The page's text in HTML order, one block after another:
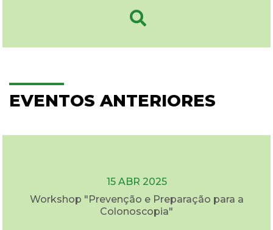
EVENTOS ANTERIORES
15 ABR 2025
Workshop "Prevenção e Preparação para a
Colonoscopia"